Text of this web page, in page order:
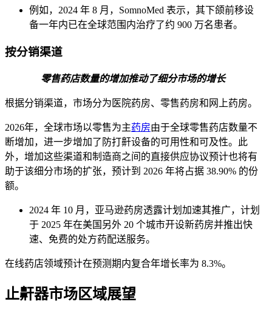
例如，2024 年 8 月，SomnoMed 表示，其下颌前移设
备一年内已在全球范围内治疗了约 900 万名患者。
按分销渠道
零售药店数量的增加推动了细分市场的增长
根据分销渠道，市场分为医院药房、零售药房和网上药房。
2026年，全球市场以零售为主药房由于全球零售药店数量不
断增加，进一步增加了防打鼾设备的可用性和可及性。此
外，增加这些渠道和制造商之间的直接供应协议预计也将有
助于该细分市场的扩张，预计到 2026 年将占据 38.90% 的份
额。
2024 年 10 月，亚马逊药房透露计划加速其推广，计划
于 2025 年在美国另外 20 个城市开设新药房并推出快
速、免费的处方药配送服务。
在线药店领域预计在预测期内复合年增长率为 8.3%。
止鼾器市场区域展望